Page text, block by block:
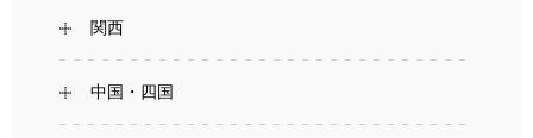
関西
中国・四国